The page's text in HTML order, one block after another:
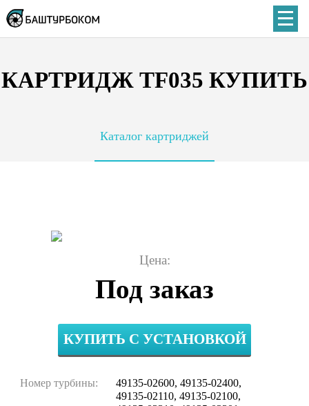
КАРТРИДЖ TF035 КУПИТЬ
Каталог картриджей
Цена:
Под заказ
КУПИТЬ С УСТАНОВКОЙ
Номер турбины:
49135-02600, 49135-02400,
49135-02110, 49135-02100,